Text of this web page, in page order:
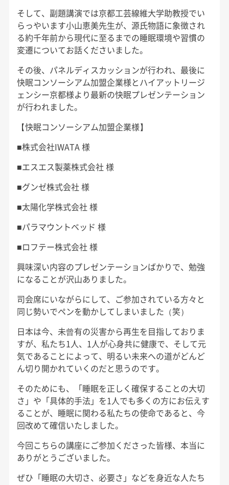
そして、副題講演では京都工芸線維大学助教授でい
らっやいます小山恵美先生が、源氏物語に象徴され
る約千年前から現代に至るまでの睡眠環境や習慣の
変遷についてお話くださいました。
その後、パネルディスカッションが行われ、最後に
快眠コンソーシアム加盟企業様とハイアットリージ
ェンシー京都様より最新の快眠プレゼンテーション
が行われました。
【快眠コンソーシアム加盟企業様】
■株式会社IWATA 様
■エスエス製薬株式会社 様
■グンゼ株式会社 様
■太陽化学株式会社 様
■パラマウントベッド 様
■ロフテー株式会社 様
興味深い内容のプレゼンテーションばかりで、勉強
になることが沢山ありました。
司会席にいながらにして、ご参加されている方々と
同じ勢いでペンを動かしてしまいました（笑）
日本は今、未曾有の災害から再生を目指しておりま
すが、私たち1人、1人が心身共に健康で、そして元
気であることによって、明るい未来への道がどんど
ん切り開かれていくのだと思うのです。
そのためにも、「睡眠を正しく確保することの大切
さ」や「具体的手法」を1人でも多くの方にお伝えす
ることが、睡眠に関わる私たちの使命であると、今
回改めて確信いたしました。
今回こちらの講座にご参加くださった皆様、本当に
ありがとうございました。
ぜひ「睡眠の大切さ、必要さ」などを身近な人たち